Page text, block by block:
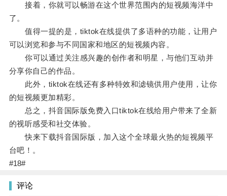
接着，你就可以畅游在这个世界范围内的短视频海洋中
了。
值得一提的是，tiktok在线提供了多语种的功能，让用户
可以浏览和参与不同国家和地区的短视频内容。
你可以通过关注感兴趣的创作者和明星，与他们互动并
分享你自己的作品。
此外，tiktok在线还有多种特效和滤镜供用户使用，让你
的短视频更加精彩。
总之，抖音国际版免费入口tiktok在线给用户带来了全新
的视听感受和社交体验。
快来下载抖音国际版，加入这个全球最火热的短视频平
台吧！。
#18#
评论